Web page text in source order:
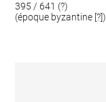
395 / 641 (?)
(époque byzantine [?])